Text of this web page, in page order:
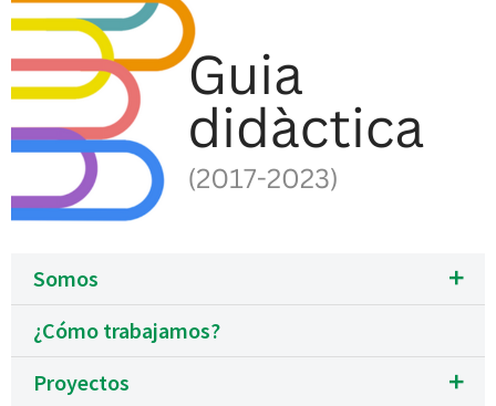
Conversaciones literarias:
guía didáctica basada en la
experiencia (2017-2023)
Somos
¿Cómo trabajamos?
Proyectos